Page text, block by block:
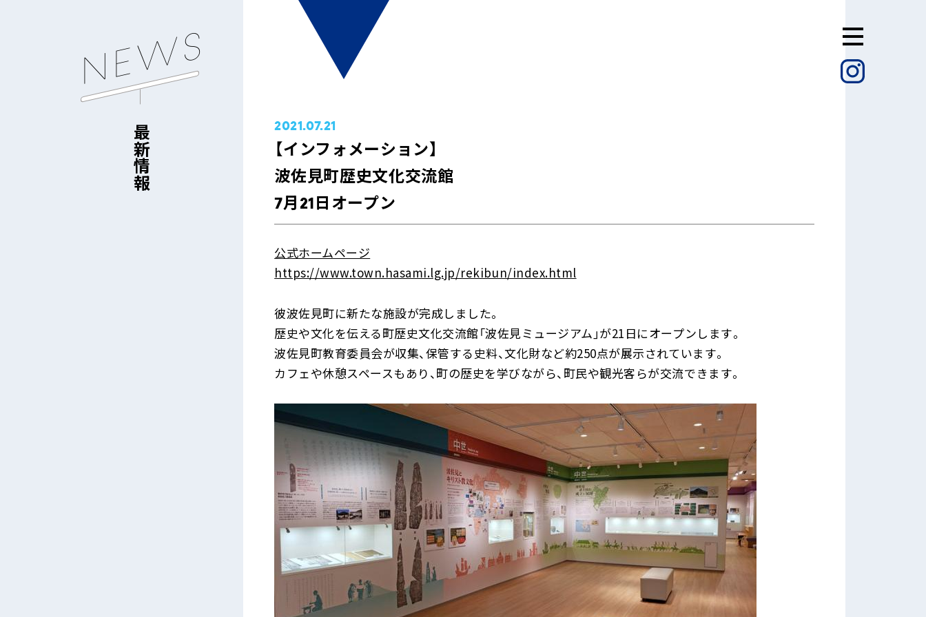
NEWS
最新情報 2021.07.21
【インフォメーション】
波佐見町歴史文化交流館
7月21日オープン
公式ホームページ
https://www.town.hasami.lg.jp/rekibun/index.html
彼波佐見町に新たな施設が完成しました。
歴史や文化を伝える町歴史文化交流館「波佐見ミュージアム」が21日にオープンします。
波佐見町教育委員会が収集、保管する史料、文化財など約250点が展示されています。
カフェや休憩スペースもあり、町の歴史を学びながら、町民や観光客らが交流できます。